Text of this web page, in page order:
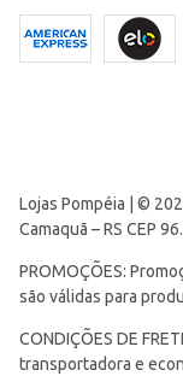
Lojas Pompéia | ©
Camaquã – RS CEP
PROMOÇÕES:
são válidas para
CONDIÇÕES DE
transportadora e